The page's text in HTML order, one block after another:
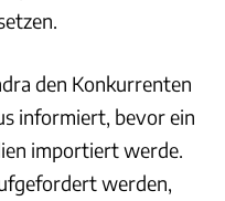
den Konkurrenten
informiert, bevor ein
importiert werde.
werden,